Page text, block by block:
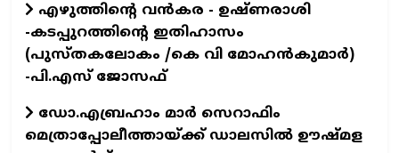
എഴുത്തിന്റെ വന്‍കര - ഉഷ്ണരാശി
-കടപ്പുറത്തിന്റെ ഇതിഹാസം
(പുസ്തകലോകം /കെ വി മോഹന്‍കുമാര്‍)
-പി.എസ് ജോസഫ്‌
ഡോ.എബ്രഹാം മാര്‍ സെറാഫിം
മെത്രാപ്പോലീത്തായ്ക്ക് ഡാലസില്‍ ഊഷ്മള